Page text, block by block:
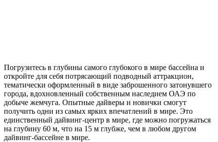
Погрузитесь в глубины самого глубокого в мире бассейна и
откройте для себя потрясающий подводный аттракцион,
тематически оформленный в виде заброшенного затонувшего
города, вдохновленный собственным наследием ОАЭ по
добыче жемчуга. Опытные дайверы и новички смогут
получить одни из самых ярких впечатлений в мире. Это
единственный дайвинг-центр в мире, где можно погружаться
на глубину 60 м, что на 15 м глубже, чем в любом другом
дайвинг-бассейне в мире.